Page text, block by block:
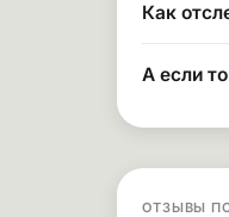
Как
А если
ОТЗЫВЫ